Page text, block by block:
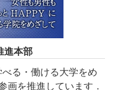
進本部
る・働ける大学をめ
画を推進しています．